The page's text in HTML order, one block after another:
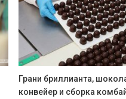
Грани бриллианта,
конвейер и сборка